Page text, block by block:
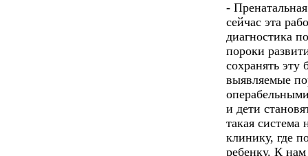
-
сейчас эта
диагностика
пороки
сохранять эту
выявляемые
и дети
такая
клинику, где
ребенку. К